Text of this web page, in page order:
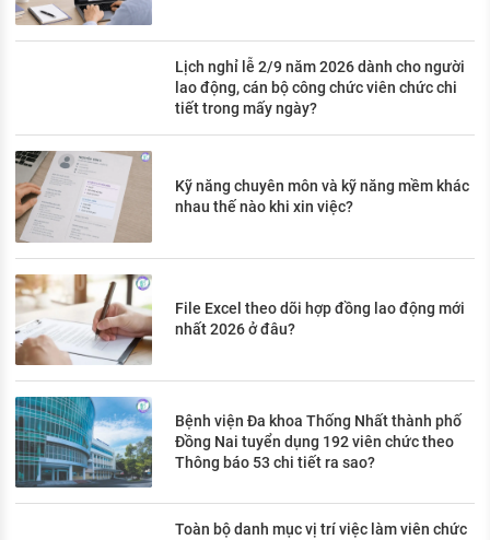
Lịch nghỉ lễ 2/9 năm 2026 dành cho người
lao động, cán bộ công chức viên chức chi
tiết trong mấy ngày?
Kỹ năng chuyên môn và kỹ năng mềm khác
nhau thế nào khi xin việc?
File Excel theo dõi hợp đồng lao động mới
nhất 2026 ở đâu?
Bệnh viện Đa khoa Thống Nhất thành phố
Đồng Nai tuyển dụng 192 viên chức theo
Thông báo 53 chi tiết ra sao?
Toàn bộ danh mục vị trí việc làm viên chức